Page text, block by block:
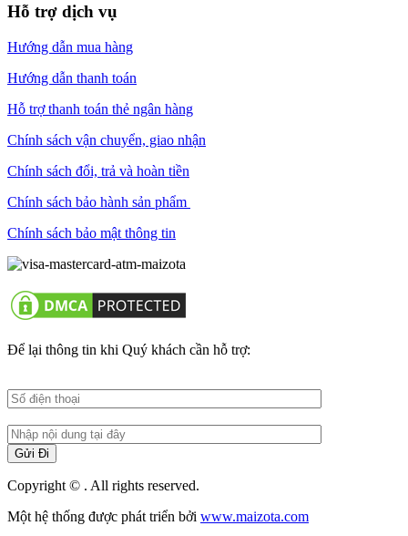
Hỗ trợ dịch vụ
Hướng dẫn mua hàng
Hướng dẫn thanh toán
Hỗ trợ thanh toán thẻ ngân hàng
Chính sách vận chuyển, giao nhận
Chính sách đổi, trả và hoàn tiền
Chính sách bảo hành sản phẩm
Chính sách bảo mật thông tin
Để lại thông tin khi Quý khách cần hỗ trợ:
Copyright © . All rights reserved.
Một hệ thống được phát triển bởi www.maizota.com